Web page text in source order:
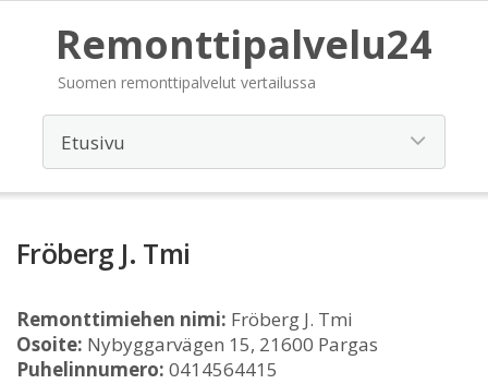
Remonttipalvelu24
Suomen remonttipalvelut vertailussa
Fröberg J. Tmi
Remonttimiehen nimi: Fröberg J. Tmi
Osoite: Nybyggarvägen 15, 21600 Pargas
Puhelinnumero: 0414564415